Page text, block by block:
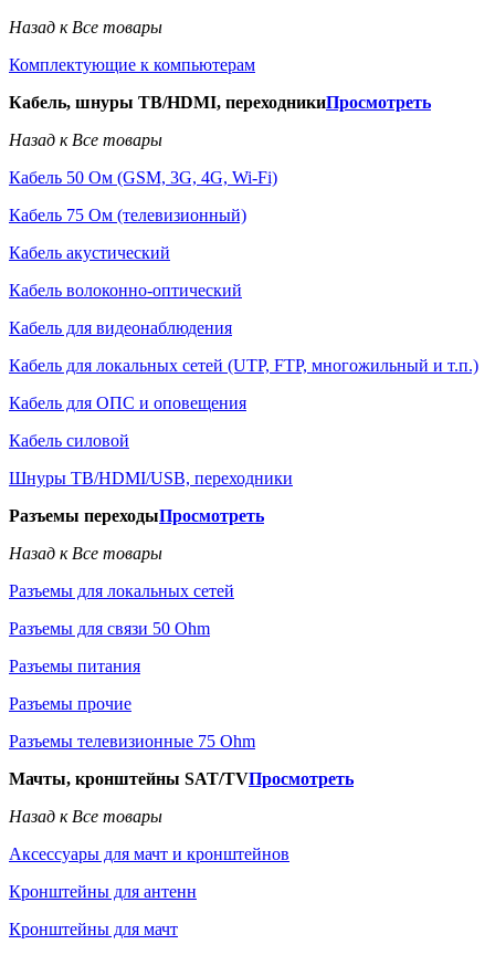
Назад к Все товары
Комплектующие к компьютерам
Кабель, шнуры ТВ/HDMI, переходникиПросмотреть
Назад к Все товары
Кабель 50 Ом (GSM, 3G, 4G, Wi-Fi)
Кабель 75 Ом (телевизионный)
Кабель акустический
Кабель волоконно-оптический
Кабель для видеонаблюдения
Кабель для локальных сетей (UTP, FTP, многожильный и т.п.)
Кабель для ОПС и оповещения
Кабель силовой
Шнуры ТВ/HDMI/USB, переходники
Разъемы переходыПросмотреть
Назад к Все товары
Разъемы для локальных сетей
Разъемы для связи 50 Ohm
Разъемы питания
Разъемы прочие
Разъемы телевизионные 75 Ohm
Мачты, кронштейны SAT/TVПросмотреть
Назад к Все товары
Аксессуары для мачт и кронштейнов
Кронштейны для антенн
Кронштейны для мачт